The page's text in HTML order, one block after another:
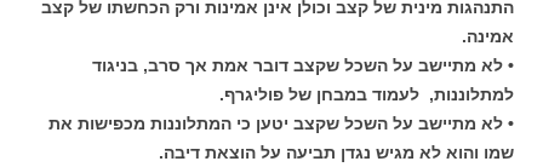
התנהגות מינית של קצב וכולן אינן אמינות ורק הכחשתו של קצב
אמינה.
• לא מתיישב על השכל שקצב דובר אמת אך סרב, בניגוד
למתלוננות, לעמוד במבחן של פוליגרף.
• לא מתיישב על השכל שקצב יטען כי המתלוננות מכפישות את
שמו והוא לא מגיש נגדן תביעה על הוצאת דיבה.